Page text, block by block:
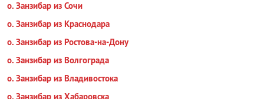
о. Занзибар из Сочи
о. Занзибар из Краснодара
о. Занзибар из Ростова-на-Дону
о. Занзибар из Волгограда
о. Занзибар из Владивостока
о. Занзибар из Хабаровска